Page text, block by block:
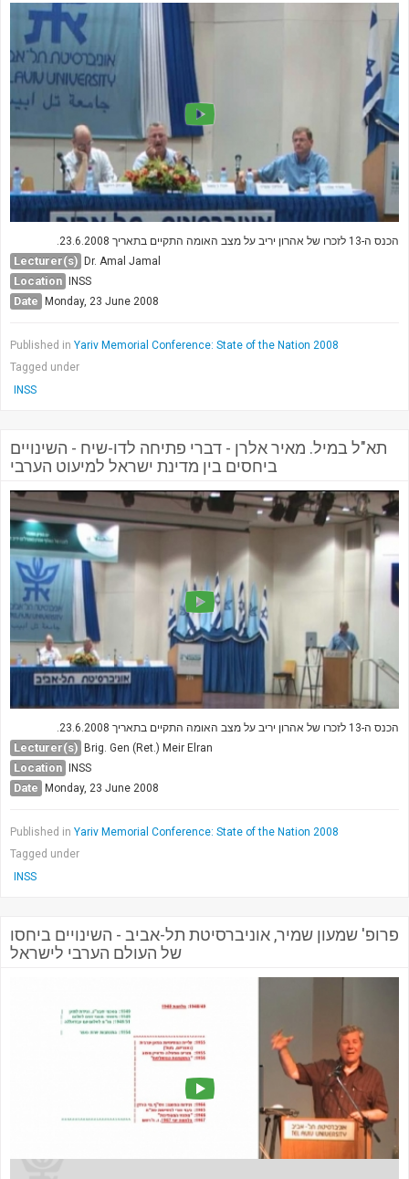
הכנס ה-13 לזכרו של אהרון יריב על מצב האומה התקיים בתאריך 23.6.2008.
Lecturer(s) Dr. Amal Jamal
Location INSS
Date Monday, 23 June 2008
Published in Yariv Memorial Conference: State of the Nation 2008
Tagged under
INSS
תא"ל במיל. מאיר אלרן - דברי פתיחה לדו-שיח - השינויים
ביחסים בין מדינת ישראל למיעוט הערבי
הכנס ה-13 לזכרו של אהרון יריב על מצב האומה התקיים בתאריך 23.6.2008.
Lecturer(s) Brig. Gen (Ret.) Meir Elran
Location INSS
Date Monday, 23 June 2008
Published in Yariv Memorial Conference: State of the Nation 2008
Tagged under
INSS
פרופ' שמעון שמיר, אוניברסיטת תל-אביב - השינויים ביחסו
של העולם הערבי לישראל